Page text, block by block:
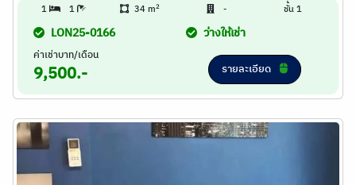
1 1 34 m2 - ชั้น 1
LON25-0166 ว่างให้เช่า
ค่าเช่าบาท/เดือน
9,500.- รายละเอียด